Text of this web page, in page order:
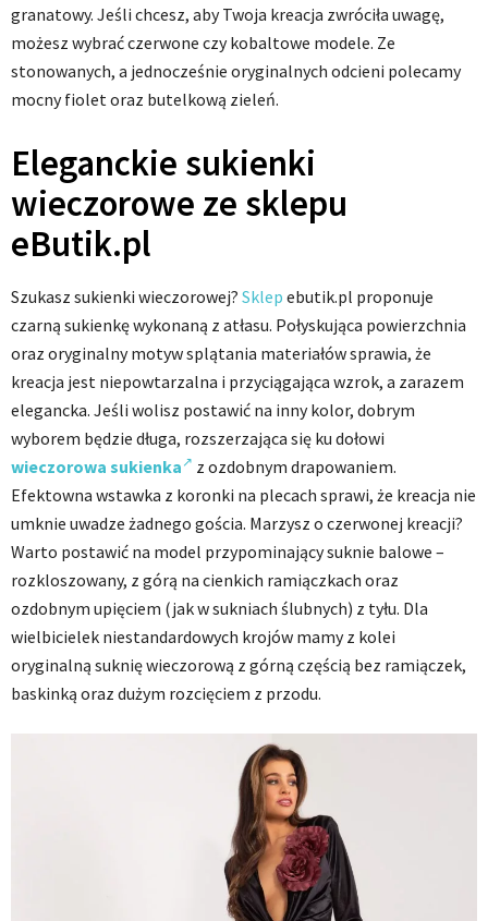
granatowy. Jeśli chcesz, aby Twoja kreacja zwróciła uwagę,
możesz wybrać czerwone czy kobaltowe modele. Ze
stonowanych, a jednocześnie oryginalnych odcieni polecamy
mocny fiolet oraz butelkową zieleń.
Eleganckie sukienki
wieczorowe ze sklepu
eButik.pl
Szukasz sukienki wieczorowej? Sklep ebutik.pl proponuje
czarną sukienkę wykonaną z atłasu. Połyskująca powierzchnia
oraz oryginalny motyw splątania materiałów sprawia, że
kreacja jest niepowtarzalna i przyciągająca wzrok, a zarazem
elegancka. Jeśli wolisz postawić na inny kolor, dobrym
wyborem będzie długa, rozszerzająca się ku dołowi
wieczorowa sukienka
z ozdobnym drapowaniem.
Efektowna wstawka z koronki na plecach sprawi, że kreacja nie
umknie uwadze żadnego gościa. Marzysz o czerwonej kreacji?
Warto postawić na model przypominający suknie balowe –
rozkloszowany, z górą na cienkich ramiączkach oraz
ozdobnym upięciem (jak w sukniach ślubnych) z tyłu. Dla
wielbicielek niestandardowych krojów mamy z kolei
oryginalną suknię wieczorową z górną częścią bez ramiączek,
baskinką oraz dużym rozcięciem z przodu.